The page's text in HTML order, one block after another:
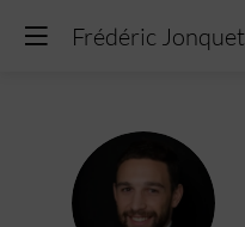
Frédéric Jonquet
FJ